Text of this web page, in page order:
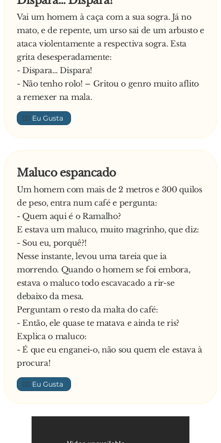
gravata
Vai um homem à caça com a sua sogra. Já no
mato, e de repente, um urso sai de um arbusto e
ataca violentamente a respectiva sogra. Esta
grita desesperadamente:
- Dispara… Dispara!
- Não tenho rolo! – Gritou o genro muito aflito
a remexer na mala.
👍🏼
Maluco espancado
Um homem com mais de 2 metros e 300 quilos
de peso, entra num café e pergunta:
- Quem aqui é o Ramalho?
E estava um maluco, muito magrinho, que diz:
- Sou eu, porquê?!
Nesse instante, levou uma tareia que ia
morrendo. Quando o homem se foi embora,
estava o maluco todo escavacado a rir-se
debaixo da mesa.
Perguntam o resto da malta do café:
- Então, ele quase te matava e ainda te ris?
Explica o maluco:
- É que eu enganei-o, não sou quem ele estava à
procura!
👍🏼